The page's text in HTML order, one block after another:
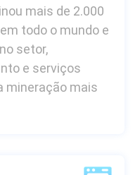
mais de 2.000
todo o mundo e
setor,
e serviços
mineração mais